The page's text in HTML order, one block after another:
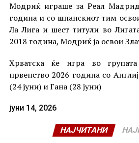
Модриќ играше за Реал
година и со шпанскиот тим
Ла Лига и шест титули во
2018 година, Модриќ ја освои
Хрватска ќе игра во
првенство 2026 година со
(24 јуни) и Гана (28 јуни)
јуни 14, 2026
НАЈЧИТАНИ